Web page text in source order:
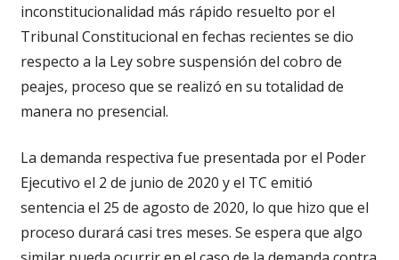
inconstitucionalidad más rápido resuelto por el
Tribunal Constitucional en fechas recientes se dio
respecto a la Ley sobre suspensión del cobro de
peajes, proceso que se realizó en su totalidad de
manera no presencial.
La demanda respectiva fue presentada por el Poder
Ejecutivo el 2 de junio de 2020 y el TC emitió
sentencia el 25 de agosto de 2020, lo que hizo que el
proceso durará casi tres meses. Se espera que algo